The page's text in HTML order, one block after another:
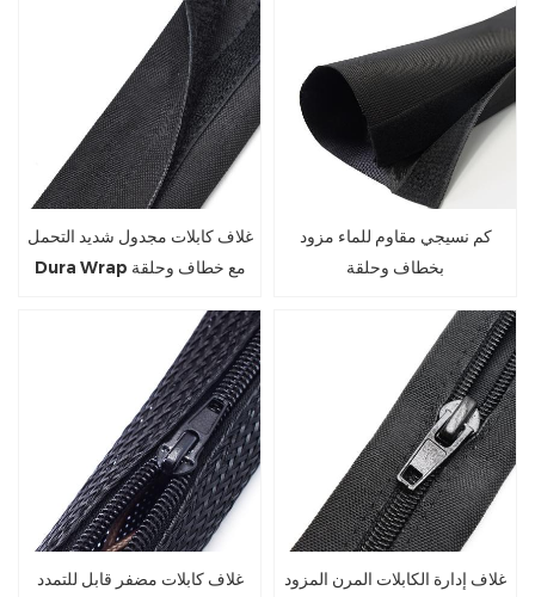
غلاف كابلات مجدول شديد التحمل
Dura Wrap مع خطاف وحلقة
كم نسيجي مقاوم للماء مزود
بخطاف وحلقة
غلاف كابلات مضفر قابل للتمدد
غلاف إدارة الكابلات المرن المزود